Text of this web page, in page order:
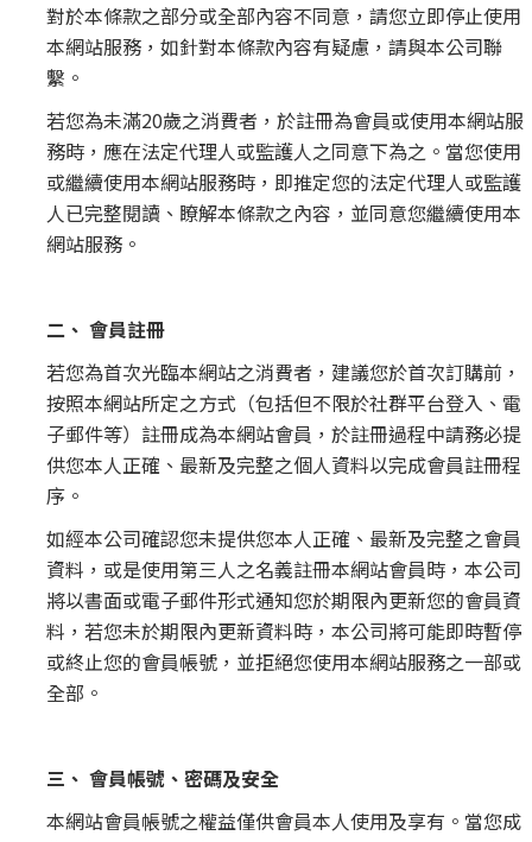
對於本條款之部分或全部內容不同意，請您立即停止使用
本網站服務，如針對本條款內容有疑慮，請與本公司聯
繫。
若您為未滿20歲之消費者，於註冊為會員或使用本網站服
務時，應在法定代理人或監護人之同意下為之。當您使用
或繼續使用本網站服務時，即推定您的法定代理人或監護
人已完整閱讀、瞭解本條款之內容，並同意您繼續使用本
網站服務。
二、 會員註冊
若您為首次光臨本網站之消費者，建議您於首次訂購前，
按照本網站所定之方式（包括但不限於社群平台登入、電
子郵件等）註冊成為本網站會員，於註冊過程中請務必提
供您本人正確、最新及完整之個人資料以完成會員註冊程
序。
如經本公司確認您未提供您本人正確、最新及完整之會員
資料，或是使用第三人之名義註冊本網站會員時，本公司
將以書面或電子郵件形式通知您於期限內更新您的會員資
料，若您未於期限內更新資料時，本公司將可能即時暫停
或終止您的會員帳號，並拒絕您使用本網站服務之一部或
全部。
三、 會員帳號、密碼及安全
本網站會員帳號之權益僅供會員本人使用及享有。當您成